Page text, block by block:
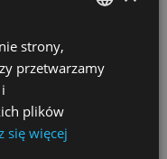
ENGLISH
strony,
przetwarzamy
plików
się więcej